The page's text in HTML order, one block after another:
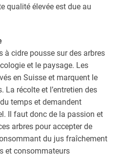
qualité élevée est due au
à cidre pousse sur des arbres
et le paysage. Les
en Suisse et marquent le
La récolte et l’entretien des
temps et demandent
Il faut donc de la passion et
arbres pour accepter de
du jus fraîchement
et consommateurs